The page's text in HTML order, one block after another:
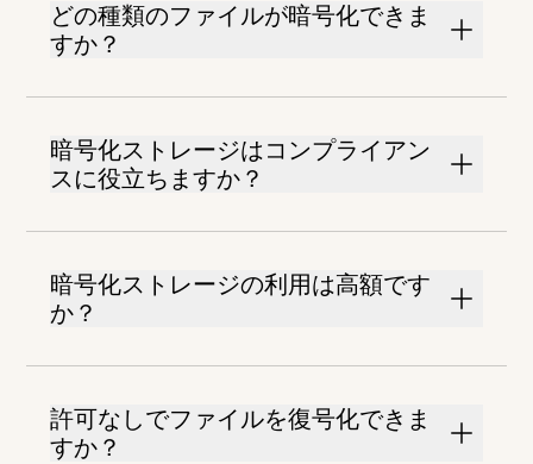
どの種類のファイルが暗号化できま
すか？
暗号化ストレージはコンプライアン
スに役立ちますか？
暗号化ストレージの利用は高額です
か？
許可なしでファイルを復号化できま
すか？